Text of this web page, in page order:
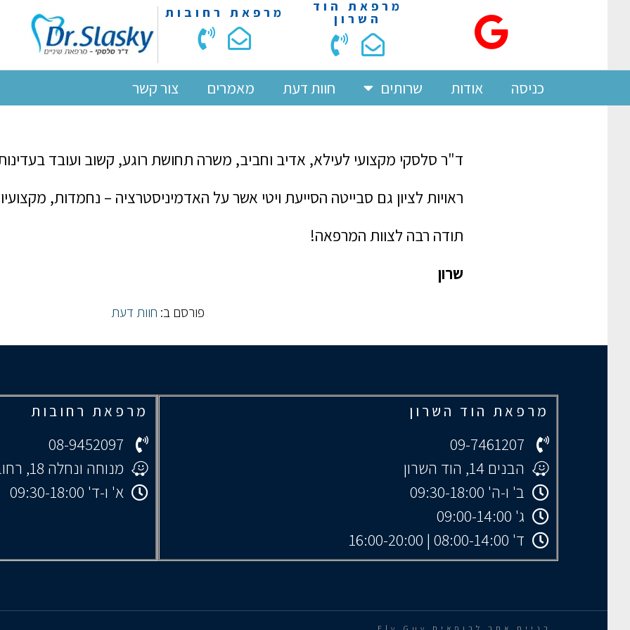
מרפאת הוד
השרון מרפאת רחובות
כניסה אודות שרותים חוות דעת מאמרים צור קשר
ד"ר סלסקי מקצועי לעילא, אדיב וחביב, משרה תחושת רוגע, קשוב ועובד בעדינות
ראויות לציון גם סבייטה הסייעת ויטי אשר על האדמיניסטרציה – נחמדות,
תודה רבה לצוות המרפאה!
שרון
פורסם ב: חוות דעת
מרפאת הוד השרון
09-7461207
הבנים 14, הוד השרון
ב' ו-ה' 09:30-18:00
ג' 09:00-14:00
ד' 08:00-14:00 | 16:00-20:00
מרפאת רחובות
08-9452097
מנוחה ונחלה 18, רחובות
א' ו-ד' 09:30-18:00